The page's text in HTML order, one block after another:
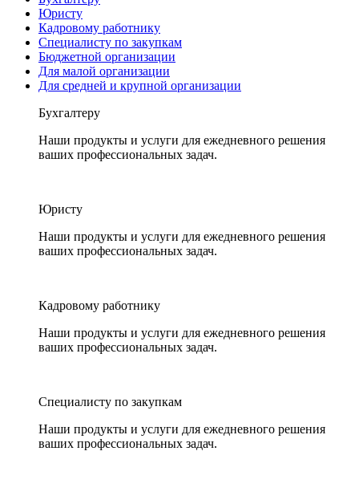
Юристу
Кадровому работнику
Специалисту по закупкам
Бюджетной организации
Для малой организации
Для средней и крупной организации
Бухгалтеру
Наши продукты и услуги для ежедневного решения
ваших профессиональных задач.
Юристу
Наши продукты и услуги для ежедневного решения
ваших профессиональных задач.
Кадровому работнику
Наши продукты и услуги для ежедневного решения
ваших профессиональных задач.
Специалисту по закупкам
Наши продукты и услуги для ежедневного решения
ваших профессиональных задач.